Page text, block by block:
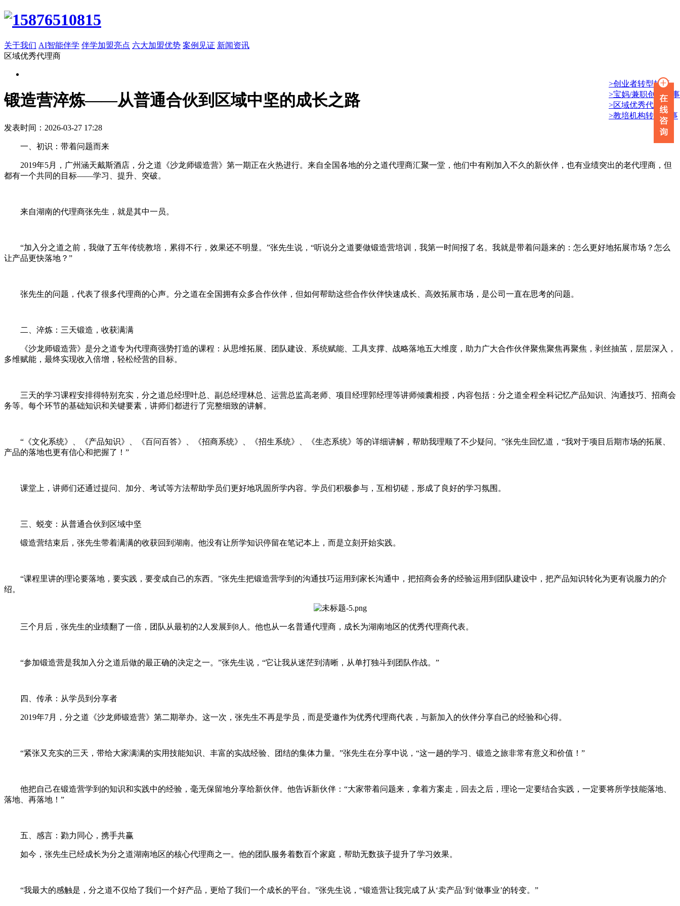
关于我们 AI智能伴学 伴学加盟亮点 六大加盟优势 案例见证 新闻资讯
区域优秀代理商
>创业者转型故事
>宝妈/兼职创业故事
>区域优秀代理商
>教培机构转型故事
锻造营淬炼——从普通合伙到区域中坚的成长之路
发表时间：2026-03-27 17:28
一、初识：带着问题而来
2019年5月，广州涵天戴斯酒店，分之道《沙龙师锻造营》第一期正在火热进行。来自全国各地的分之道代理商汇聚一堂，他们中有刚加入不久的新伙伴，也有业绩突出的老代理商，但
都有一个共同的目标——学习、提升、突破。
来自湖南的代理商张先生，就是其中一员。
“加入分之道之前，我做了五年传统教培，累得不行，效果还不明显。”张先生说，“听说分之道要做锻造营培训，我第一时间报了名。我就是带着问题来的：怎么更好地拓展市场？怎么
让产品更快落地？”
张先生的问题，代表了很多代理商的心声。分之道在全国拥有众多合作伙伴，但如何帮助这些合作伙伴快速成长、高效拓展市场，是公司一直在思考的问题。
二、淬炼：三天锻造，收获满满
《沙龙师锻造营》是分之道专为代理商强势打造的课程：从思维拓展、团队建设、系统赋能、工具支撑、战略落地五大维度，助力广大合作伙伴聚焦聚焦再聚焦，剥丝抽茧，层层深入，
多维赋能，最终实现收入倍增，轻松经营的目标。
三天的学习课程安排得特别充实，分之道总经理叶总、副总经理林总、运营总监高老师、项目经理郭经理等讲师倾囊相授，内容包括：分之道全程全科记忆产品知识、沟通技巧、招商会
务等。每个环节的基础知识和关键要素，讲师们都进行了完整细致的讲解。
“《文化系统》、《产品知识》、《百问百答》、《招商系统》、《招生系统》、《生态系统》等的详细讲解，帮助我理顺了不少疑问。”张先生回忆道，“我对于项目后期市场的拓展、
产品的落地也更有信心和把握了！”
课堂上，讲师们还通过提问、加分、考试等方法帮助学员们更好地巩固所学内容。学员们积极参与，互相切磋，形成了良好的学习氛围。
三、蜕变：从普通合伙到区域中坚
锻造营结束后，张先生带着满满的收获回到湖南。他没有让所学知识停留在笔记本上，而是立刻开始实践。
“课程里讲的理论要落地，要实践，要变成自己的东西。”张先生把锻造营学到的沟通技巧运用到家长沟通中，把招商会务的经验运用到团队建设中，把产品知识转化为更有说服力的介
绍。
三个月后，张先生的业绩翻了一倍，团队从最初的2人发展到8人。他也从一名普通代理商，成长为湖南地区的优秀代理商代表。
“参加锻造营是我加入分之道后做的最正确的决定之一。”张先生说，“它让我从迷茫到清晰，从单打独斗到团队作战。”
四、传承：从学员到分享者
2019年7月，分之道《沙龙师锻造营》第二期举办。这一次，张先生不再是学员，而是受邀作为优秀代理商代表，与新加入的伙伴分享自己的经验和心得。
“紧张又充实的三天，带给大家满满的实用技能知识、丰富的实战经验、团结的集体力量。”张先生在分享中说，“这一趟的学习、锻造之旅非常有意义和价值！”
他把自己在锻造营学到的知识和实践中的经验，毫无保留地分享给新伙伴。他告诉新伙伴：“大家带着问题来，拿着方案走，回去之后，理论一定要结合实践，一定要将所学技能落地、
落地、再落地！”
五、感言：勠力同心，携手共赢
如今，张先生已经成长为分之道湖南地区的核心代理商之一。他的团队服务着数百个家庭，帮助无数孩子提升了学习效果。
“我最大的感触是，分之道不仅给了我们一个好产品，更给了我们一个成长的平台。”张先生说，“锻造营让我完成了从‘卖产品’到‘做事业’的转变。”